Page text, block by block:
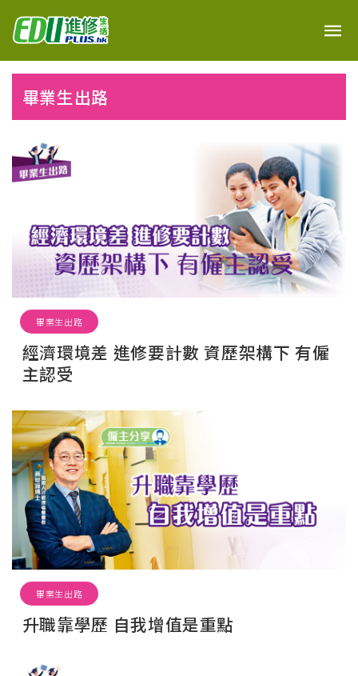
畢業生出路
畢業生出路
經濟環境差 進修要計數 資歷架構下 有僱
主認受
畢業生出路
升職靠學歷 自我增值是重點